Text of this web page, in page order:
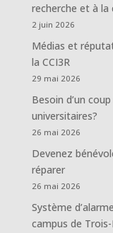
recherche et à la
2 juin 2026
Médias et
la CCI3R
29 mai 2026
Besoin d’un
universitaires?
26 mai 2026
Devenez
réparer
26 mai 2026
Système
campus de Trois-